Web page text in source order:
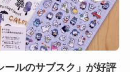
ルのサブスク」が好評